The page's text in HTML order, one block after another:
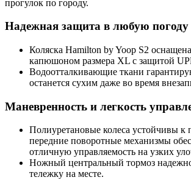
прогулок по городу.
Надежная защита в любую погоду
Коляска Hamilton by Yoop S2
капюшоном размера XL с защитой
Водоотталкивающие ткани
останется сухим даже во время
Маневренность и легкость
Полиуретановые колеса устойчивы к
передние поворотные механизмы
отличную управляемость на узких
Ножный центральный тормоз
тележку на месте.